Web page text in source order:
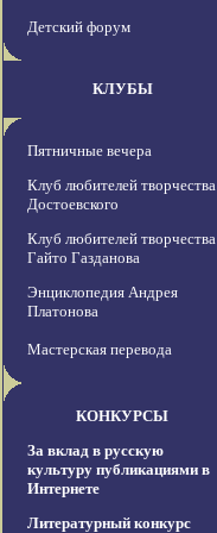
Детский форум
КЛУБЫ
Пятничные вечера
Клуб любителей творчества
Достоевского
Клуб любителей творчества
Гайто Газданова
Энциклопедия Андрея
Платонова
Мастерская перевода
КОНКУРСЫ
За вклад в русскую
культуру публикациями в
Интернете
Литературный конкурс